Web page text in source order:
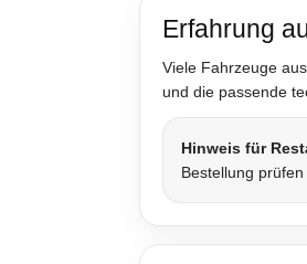
Erfahrung
Viele Fahrzeuge
und die passende
Hinweis für
Bestellung